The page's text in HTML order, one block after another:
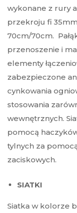
wykonane z rury
przekroju fi
70cm/70cm.
przenoszenie i
elementy
zabezpieczone
cynkowania
stosowania
wewnętrznych.
pomocą
tylnych za
zaciskowych.
SIATKI
Siatka w kolorze